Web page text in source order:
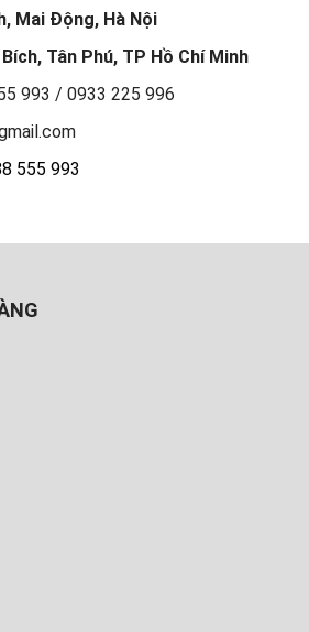
Mai Động, Hà Nội
Tân Phú, TP Hồ Chí Minh
993 / 0933 225 996
555 993